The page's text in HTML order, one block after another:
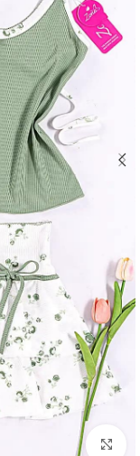
Click to enlarge